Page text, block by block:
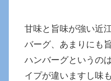
甘味と旨味が強い近
バーグ、あまりにも
ハンバーグというの
イプが違いますし味